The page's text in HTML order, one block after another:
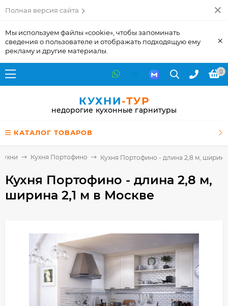
Полная версия сайта
Мы используем файлы «cookie», чтобы запоминать
сведения о пользователе и отображать подходящую ему
рекламу и другие материалы.
×
0
КУХНИ-ТУР
недорогие кухонные гарнитуры
КАТАЛОГ ТОВАРОВ
Кухня Портофино Кухня Портофино - длина 2,8 м, ширина
Кухня Портофино - длина 2,8 м,
ширина 2,1 м в Москве